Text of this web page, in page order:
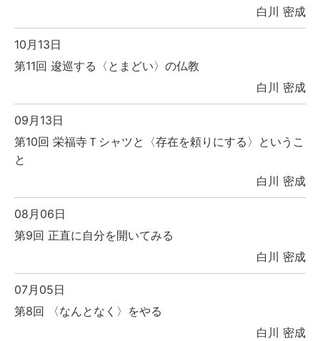
白川 密成
10月13日
第11回 逡巡する〈とまどい〉の仏教
白川 密成
09月13日
第10回 栄福寺Ｔシャツと〈存在を頼りにする〉というこ
と
白川 密成
08月06日
第9回 正直に自分を開いてみる
白川 密成
07月05日
第8回 〈なんとなく〉をやる
白川 密成